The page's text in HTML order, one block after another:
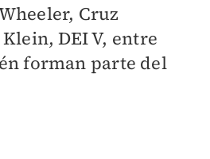
Cruz
DEI V, entre
forman parte del